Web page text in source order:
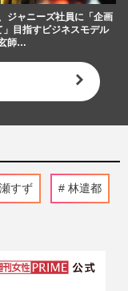
ジャニーズ社員に「企画
」目指すビジネスモデル
師…
すず 林遣都